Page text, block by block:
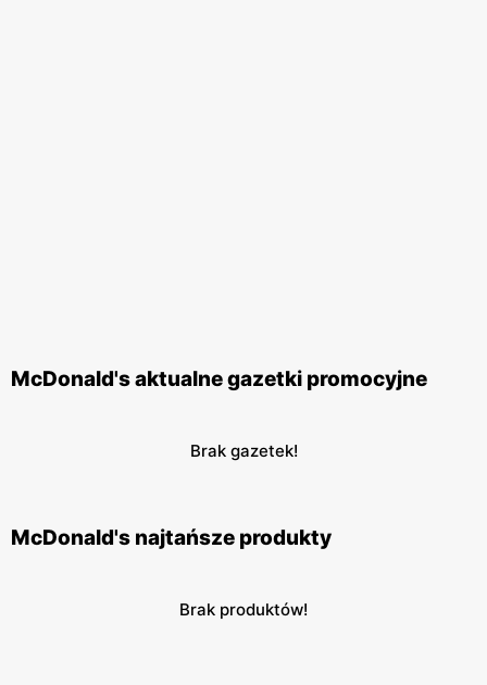
McDonald's aktualne gazetki promocyjne
Brak gazetek!
McDonald's najtańsze produkty
Brak produktów!